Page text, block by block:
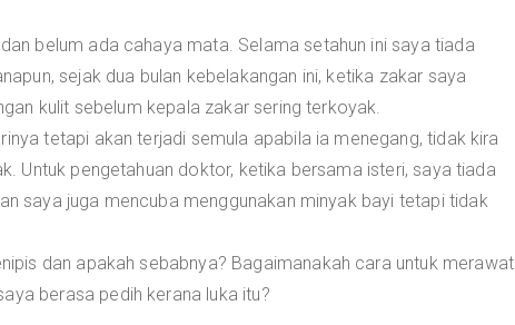
belum ada cahaya mata. Selama setahun ini saya tiada
sejak dua bulan kebelakangan ini, ketika zakar saya
kulit sebelum kepala zakar sering terkoyak.
tetapi akan terjadi semula apabila ia menegang, tidak kira
Untuk pengetahuan doktor, ketika bersama isteri, saya tiada
saya juga mencuba menggunakan minyak bayi tetapi tidak
dan apakah sebabnya? Bagaimanakah cara untuk merawat
berasa pedih kerana luka itu?